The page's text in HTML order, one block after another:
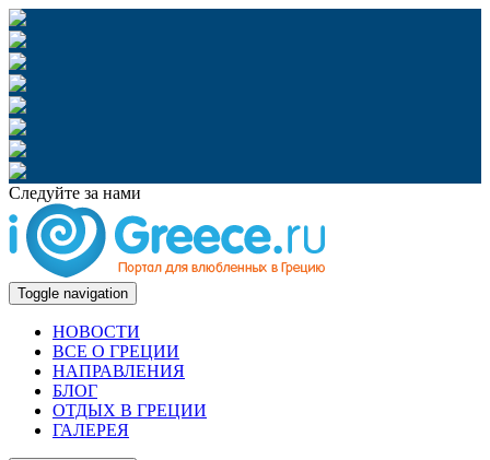
Следуйте за нами
Toggle navigation
НОВОСТИ
ВСЕ О ГРЕЦИИ
НАПРАВЛЕНИЯ
БЛОГ
ОТДЫХ В ГРЕЦИИ
ГАЛЕРЕЯ